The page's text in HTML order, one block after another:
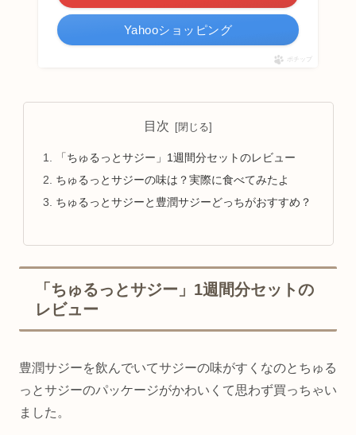
Yahooショッピング
ポチップ
目次
「ちゅるっとサジー」1週間分セットのレビュー
ちゅるっとサジーの味は？実際に食べてみたよ
ちゅるっとサジーと豊潤サジーどっちがおすすめ？
「ちゅるっとサジー」1週間分セットの
レビュー
豊潤サジーを飲んでいてサジーの味がすくなのとちゅる
っとサジーのパッケージがかわいくて思わず買っちゃい
ました。